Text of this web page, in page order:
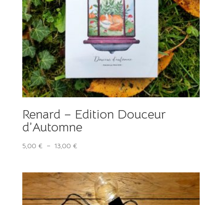
Renard – Edition Douceur
d’Automne
5,00 € – 13,00 €Plage
5,00 €
à
13,00 €